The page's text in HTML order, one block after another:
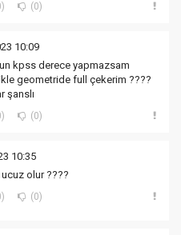
(0)
10:09
kpss derece yapmazsam
geometride full çekerim ????
şanslı
(0)
10:35
olur ????
(0)